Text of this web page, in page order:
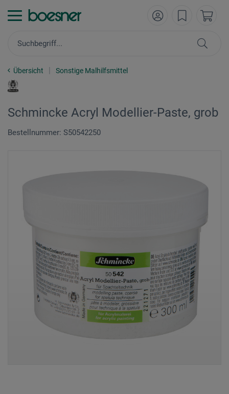
Übersicht Sonstige Malhilfsmittel
Schmincke Acryl Modellier-Paste, grob
Bestellnummer: S50542250